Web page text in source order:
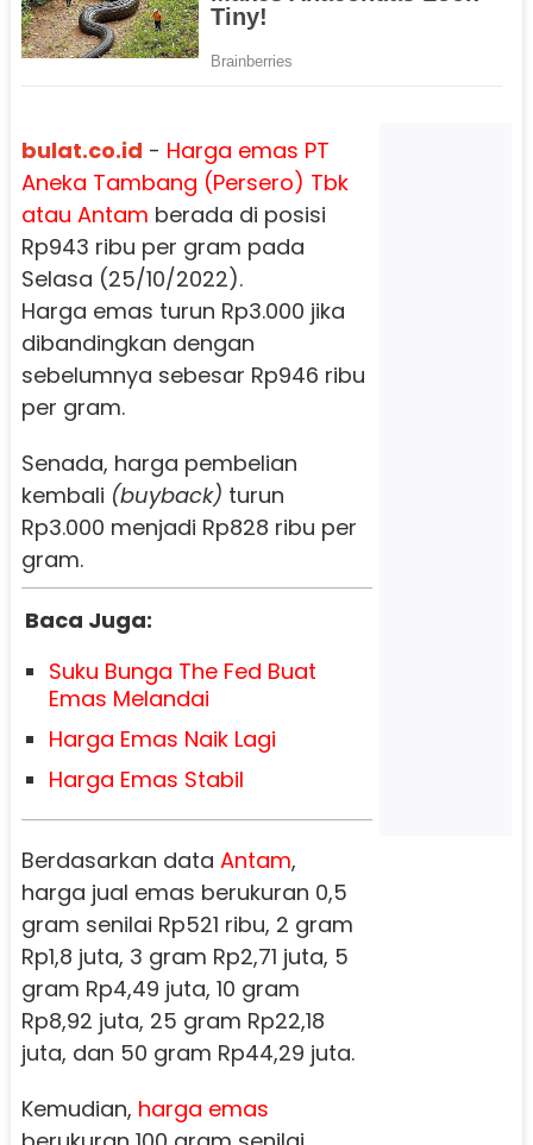
bulat.co.id - Harga emas PT
Aneka Tambang (Persero) Tbk
atau Antam berada di posisi
Rp943 ribu per gram pada
Selasa (25/10/2022).
Harga emas turun Rp3.000 jika
dibandingkan dengan
sebelumnya sebesar Rp946 ribu
per gram.
Senada, harga pembelian
kembali (buyback) turun
Rp3.000 menjadi Rp828 ribu per
gram.
Baca Juga:
Suku Bunga The Fed Buat
Emas Melandai
Harga Emas Naik Lagi
Harga Emas Stabil
Berdasarkan data Antam,
harga jual emas berukuran 0,5
gram senilai Rp521 ribu, 2 gram
Rp1,8 juta, 3 gram Rp2,71 juta, 5
gram Rp4,49 juta, 10 gram
Rp8,92 juta, 25 gram Rp22,18
juta, dan 50 gram Rp44,29 juta.
Kemudian, harga emas